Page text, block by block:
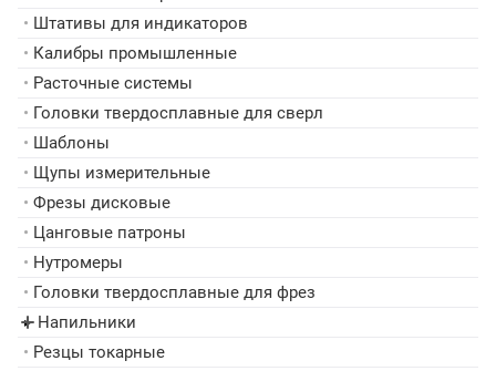
• Штативы для индикаторов
• Калибры промышленные
• Расточные системы
• Головки твердосплавные для сверл
• Шаблоны
• Щупы измерительные
• Фрезы дисковые
• Цанговые патроны
• Нутромеры
• Головки твердосплавные для фрез
▸ Напильники
• Резцы токарные